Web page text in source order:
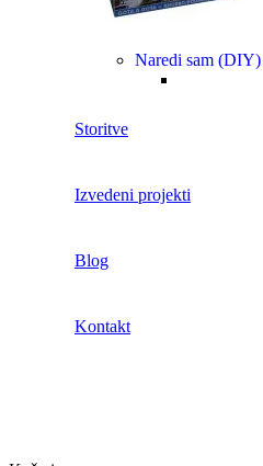
Naredi sam
Storitve
Izvedeni projekti
Blog
Kontakt